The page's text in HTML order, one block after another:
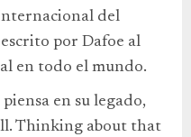
del
por Dafoe al
en todo el mundo.
en su legado,
Thinking about that